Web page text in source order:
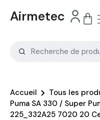
Airmetec
Accueil Tous les
Puma SA 330 / Super
225_332A25 7020 20